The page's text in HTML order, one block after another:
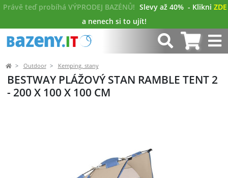
Právě teď probíhá VÝPRODEJ BAZÉNŮ! Slevy až 40% - Klikni ZDE
a nenech si to ujít!
Outdoor Kemping, stany
BESTWAY PLÁŽOVÝ STAN RAMBLE TENT 2
- 200 X 100 X 100 CM